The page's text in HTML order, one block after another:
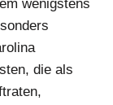
wenigstens
die als